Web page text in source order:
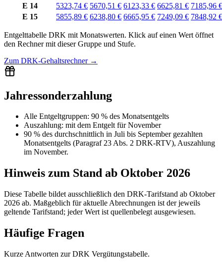
E 14 5323,74 € 5670,51 € 6123,33 € 6625,81 € 7185,96 €
E 15
5855,89 € 6238,80 € 6665,95 € 7249,09 € 7848,92 €
Entgelttabelle DRK mit Monatswerten. Klick auf einen Wert öffnet
den Rechner mit dieser Gruppe und Stufe.
Zum DRK-Gehaltsrechner→
Jahressonderzahlung
Alle Entgeltgruppen: 90 % des Monatsentgelts
Auszahlung: mit dem Entgelt fürNovember
90 % des durchschnittlich in Juli bis September gezahlten
Monatsentgelts (Paragraf 23 Abs. 2 DRK-RTV), Auszahlung
im November.
Hinweis zum Stand ab Oktober 2026
Diese Tabelle bildet ausschließlich den DRK-Tarifstand ab Oktober
2026 ab. Maßgeblich für aktuelle Abrechnungen ist der jeweils
geltende Tarifstand; jeder Wert ist quellenbelegt ausgewiesen.
Häufige Fragen
Kurze Antworten zur DRK Vergütungstabelle.